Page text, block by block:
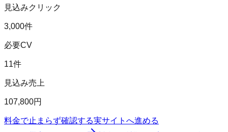
見込みクリック
3,000件
必要CV
11件
見込み売上
107,800円
料金で止まらず確認する実サイトへ進める